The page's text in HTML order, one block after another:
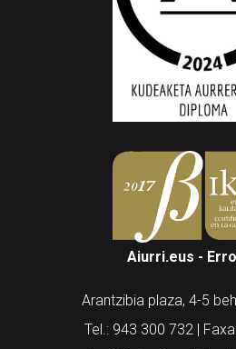
Aiurri.eus -
Arantzibia plaza, 4-5
Tel.: 943 300 732 |